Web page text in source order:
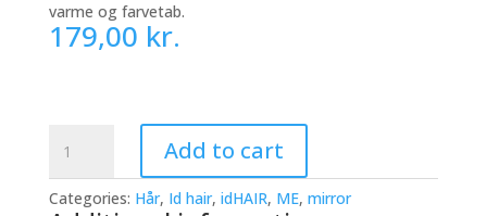
varme og farvetab.
179,00 kr.
Me
MIRROR
1
Add to cart
Categories: Hår, Id hair, idHAIR, ME, mirror